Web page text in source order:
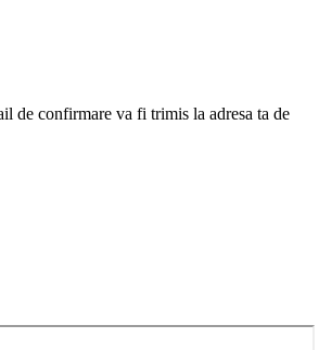
de confirmare va fi trimis la adresa ta de